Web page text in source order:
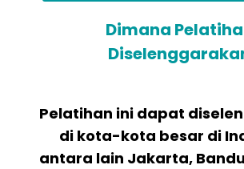
Dimana
Pelatihan ini dapat
di kota-kota besar di
antara lain Jakarta,